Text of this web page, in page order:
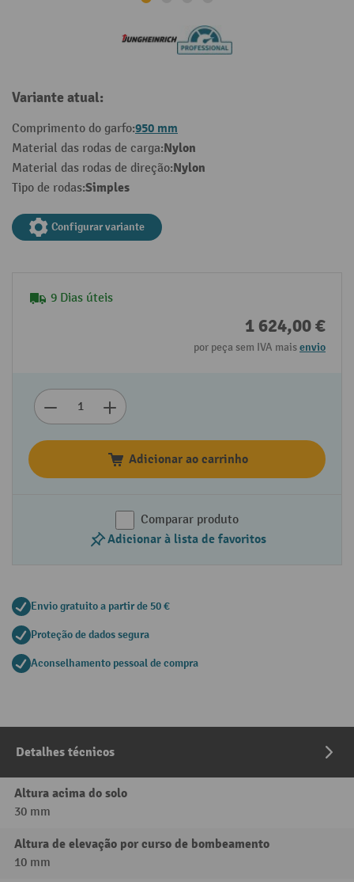
Variante atual:
Comprimento do garfo:950 mm
Material das rodas de carga:Nylon
Material das rodas de direção:Nylon
Tipo de rodas:Simples
Configurar variante
9 Dias úteis
1 624,00 €
por peça sem IVA maisenvio
Adicionar ao carrinho
Comparar produto
Adicionar à lista de favoritos
Envio gratuito a partir de 50 €
Proteção de dados segura
Aconselhamento pessoal de compra
Detalhes técnicos
Altura acima do solo
30 mm
Altura de elevação por curso de bombeamento
10 mm